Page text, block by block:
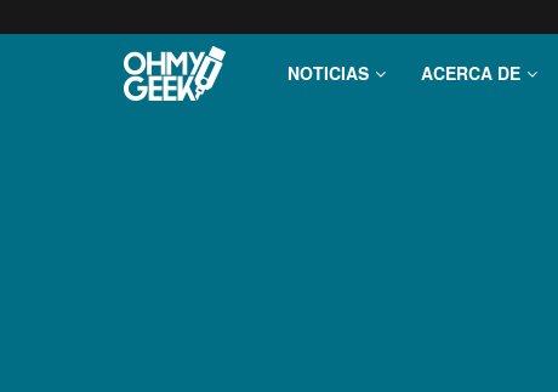
NOTICIAS ACERCA DE